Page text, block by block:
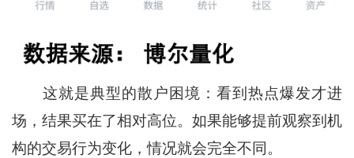
这就是典型的散户困境：看到热点爆发才进
场，结果买在了相对高位。如果能够提前观察到机
构的交易行为变化，情况就会完全不同。